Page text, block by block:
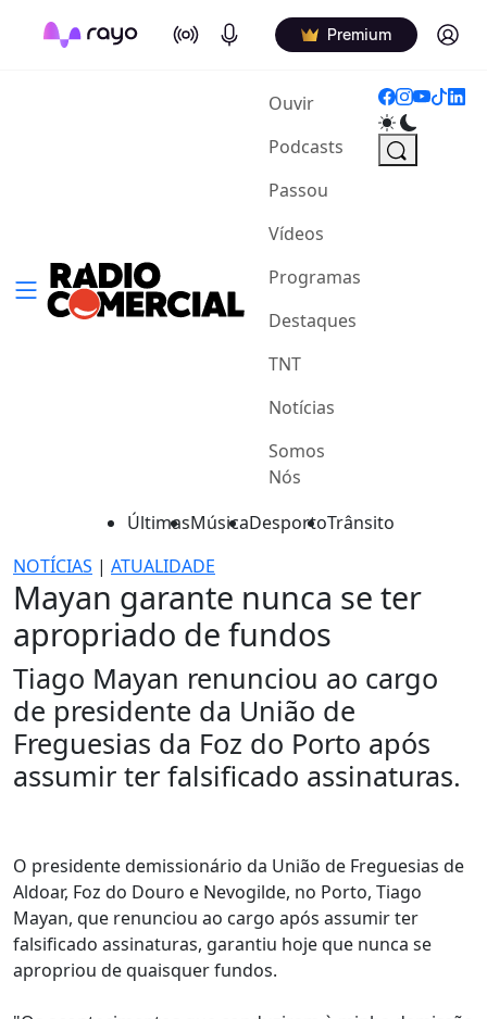
On Air Podcasts Premium Log in
Ouvir(current)
Podcasts
Passou
Vídeos
Programas
Destaques
TNT
Notícias
Somos
Nós
ÚltimasMúsicaDesportoTrânsito
NOTÍCIAS | ATUALIDADE
Mayan garante nunca se ter
apropriado de fundos
Tiago Mayan renunciou ao cargo
de presidente da União de
Freguesias da Foz do Porto após
assumir ter falsificado assinaturas.
O presidente demissionário da União de Freguesias de
Aldoar, Foz do Douro e Nevogilde, no Porto, Tiago
Mayan, que renunciou ao cargo após assumir ter
falsificado assinaturas, garantiu hoje que nunca se
apropriou de quaisquer fundos.